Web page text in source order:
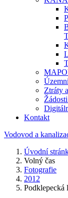
Ztráty
Kontakt
Vodovod a
Úvodní
Volný čas
Fotografie
2012
Podklepecká